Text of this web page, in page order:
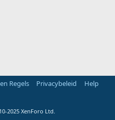
Regels Privacybeleid
Help
2025 XenForo Ltd.